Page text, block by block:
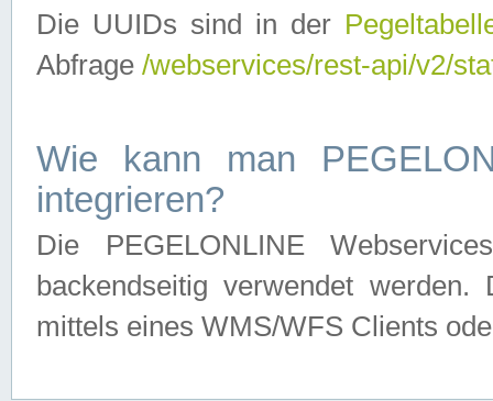
Die UUIDs sind in der
Abfrage /webservices/rest-api/v2/
Wie kann man
integrieren?
Die PEGELONLINE
backendseitig verwendet
mittels eines WMS/WFS Clients